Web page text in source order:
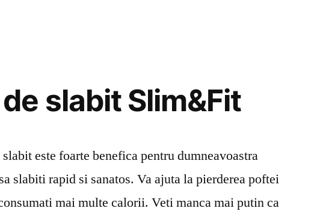
slabit Slim&Fit
este foarte benefica pentru dumneavoastra
slabiti rapid si sanatos. Va ajuta la pierderea poftei
mai multe calorii. Veti manca mai putin ca